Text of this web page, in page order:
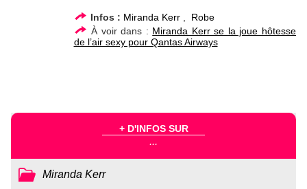
Infos : Miranda Kerr, Robe
À voir dans : Miranda Kerr se la joue hôtesse
de l’air sexy pour Qantas Airways
+ D'INFOS SUR
...
Miranda Kerr